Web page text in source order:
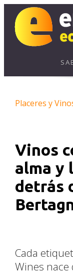
Placeres y
Vinos
alma y
detrás
Cada
Wines